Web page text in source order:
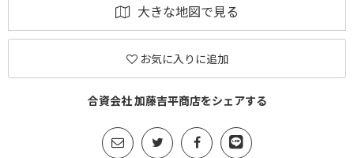
大きな地図で見る
お気に入りに追加
合資会社 加藤吉平商店をシェアする